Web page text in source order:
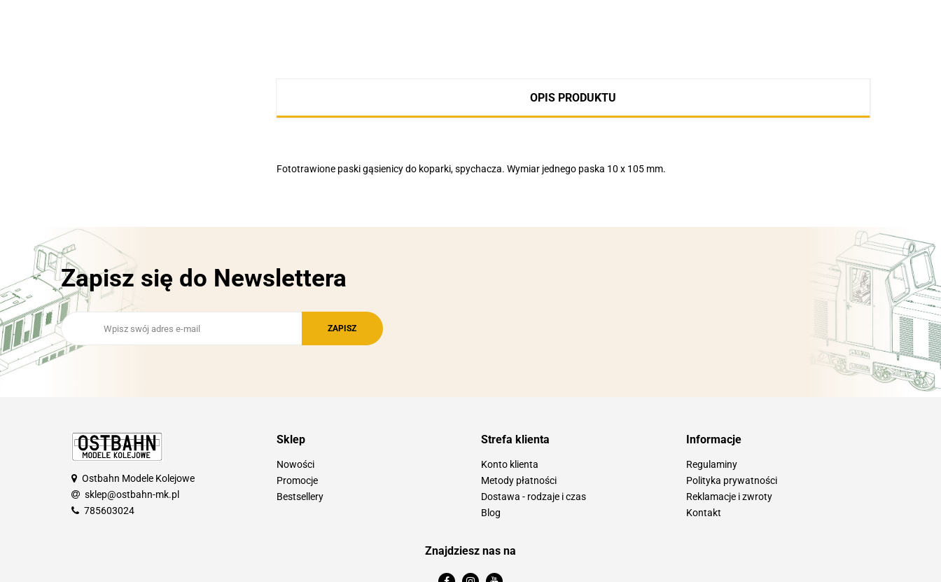
OPIS PRODUKTU
Fototrawione paski gąsienicy do koparki, spychacza. Wymiar jednego paska 10 x 105 mm.
Zapisz się do Newslettera
Ostbahn Modele Kolejowe
sklep@ostbahn-mk.pl
785603024
Sklep
Nowości
Promocje
Bestsellery
Strefa klienta
Konto klienta
Metody płatności
Dostawa - rodzaje i czas
Blog
Informacje
Regulaminy
Polityka prywatności
Reklamacje i zwroty
Kontakt
Znajdziesz nas na